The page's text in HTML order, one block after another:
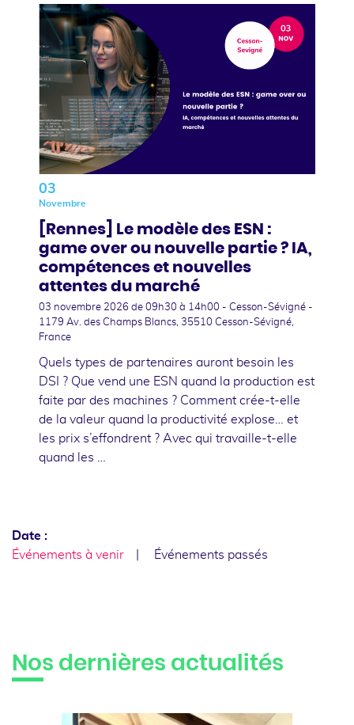
03
Novembre
[Rennes] Le modèle des ESN :
game over ou nouvelle partie ? IA,
compétences et nouvelles
attentes du marché
03 novembre 2026 de 09h30 à 14h00 - Cesson-Sévigné -
1179 Av. des Champs Blancs, 35510 Cesson-Sévigné,
France
Quels types de partenaires auront besoin les
DSI ? Que vend une ESN quand la production est
faite par des machines ? Comment crée-t-elle
de la valeur quand la productivité explose… et
les prix s’effondrent ? Avec qui travaille-t-elle
quand les …
Date :
Événements à venir
Événements passés
Nos dernières actualités